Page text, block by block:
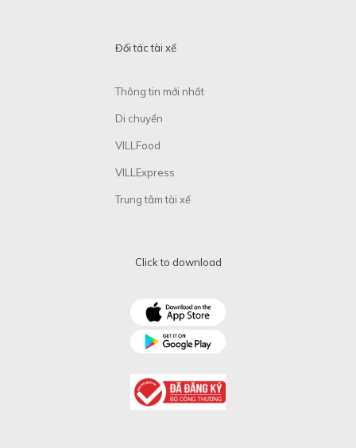
Đối tác tài xế
Thông tin mới nhất
Di chuyển
VILLFood
VILLExpress
Trung tâm tài xế
Click to download